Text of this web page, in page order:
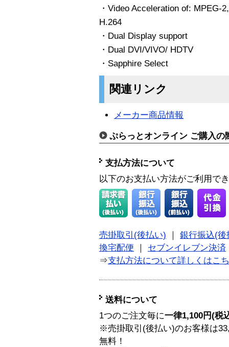
・Video Acceleration of: MPEG-
H.264
・Dual Display support
・Dual DVI/VIVO/ HDTV
・Sapphire Select
関連リンク
メーカー商品情報
ぷらっとオンライン ご購入の
支払方法について
以下のお支払い方法がご利用で
売掛取引(後払い)
銀行振込(後
換宅配便
セブンイレブン決済
⇒支払方法について詳しくはこ
送料について
1つのご注文毎に一律1,100円(税
※売掛取引(後払い)のお客様は
無料！